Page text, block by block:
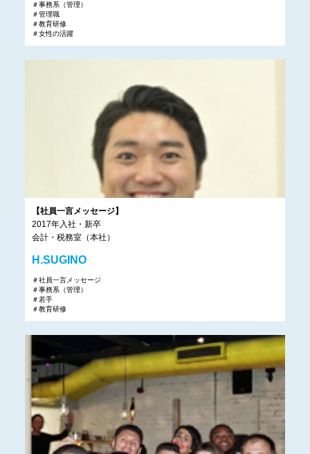
＃事務系（管理）
＃管理職
＃教育研修
＃女性の活躍
【社員一言メッセージ】
2017年入社・新卒
会計・税務室（本社）
H.SUGINO
＃社員一言メッセージ
＃事務系（管理）
＃若手
＃教育研修